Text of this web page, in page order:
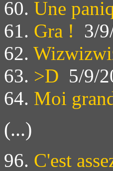
60. Une
61. Gra ! 3/
62.
63. >D 5/9/
64. Moi
(...)
96. C'est